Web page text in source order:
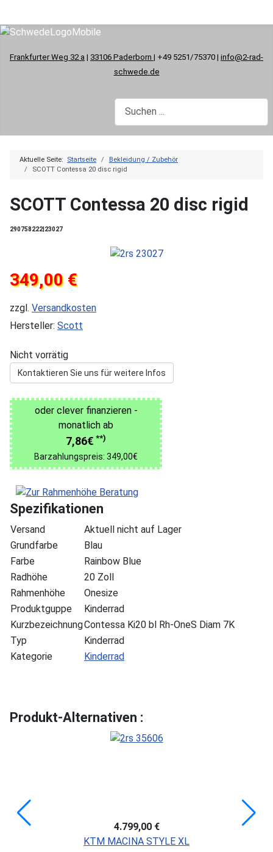
Frankfurter Weg 32 a | 33106 Paderborn | +49 5251/75370 | info@2-rad-
schwede.de
Aktuelle Seite: Startseite
Bekleidung / Zubehör
SCOTT Contessa 20 disc rigid
SCOTT Contessa 20 disc rigid
290758222|23027
349,00 €
zzgl. Versandkosten
Hersteller: Scott
Nicht vorrätig
Kontaktieren Sie uns für weitere Infos
oder clever finanzieren -
monatlich ab
7,86€ **)
Barzahlungspreis: 349,00€
Spezifikationen
Versand
Aktuell nicht auf Lager
Grundfarbe
Blau
Farbe
Rainbow Blue
Radhöhe
20 Zoll
Rahmenhöhe
Onesize
Produktguppe
Kinderrad
KurzbezeichnungContessa Ki20 bl Rh-OneS Diam 7K
Typ
Kinderrad
Kategorie
Kinderrad
Produkt-Alternativen :
4.799,00 €
KTM MACINA STYLE XL